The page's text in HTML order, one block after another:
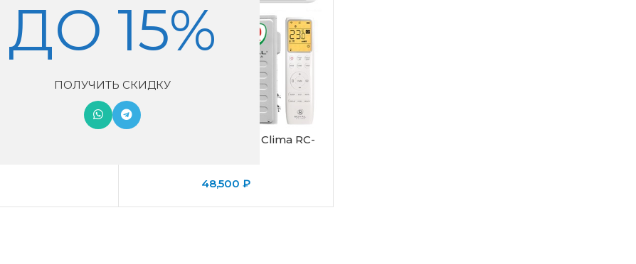
ДО 15%
ПОЛУЧИТЬ СКИДКУ
Сплит-система Royal Clima RC-
48,500 ₽